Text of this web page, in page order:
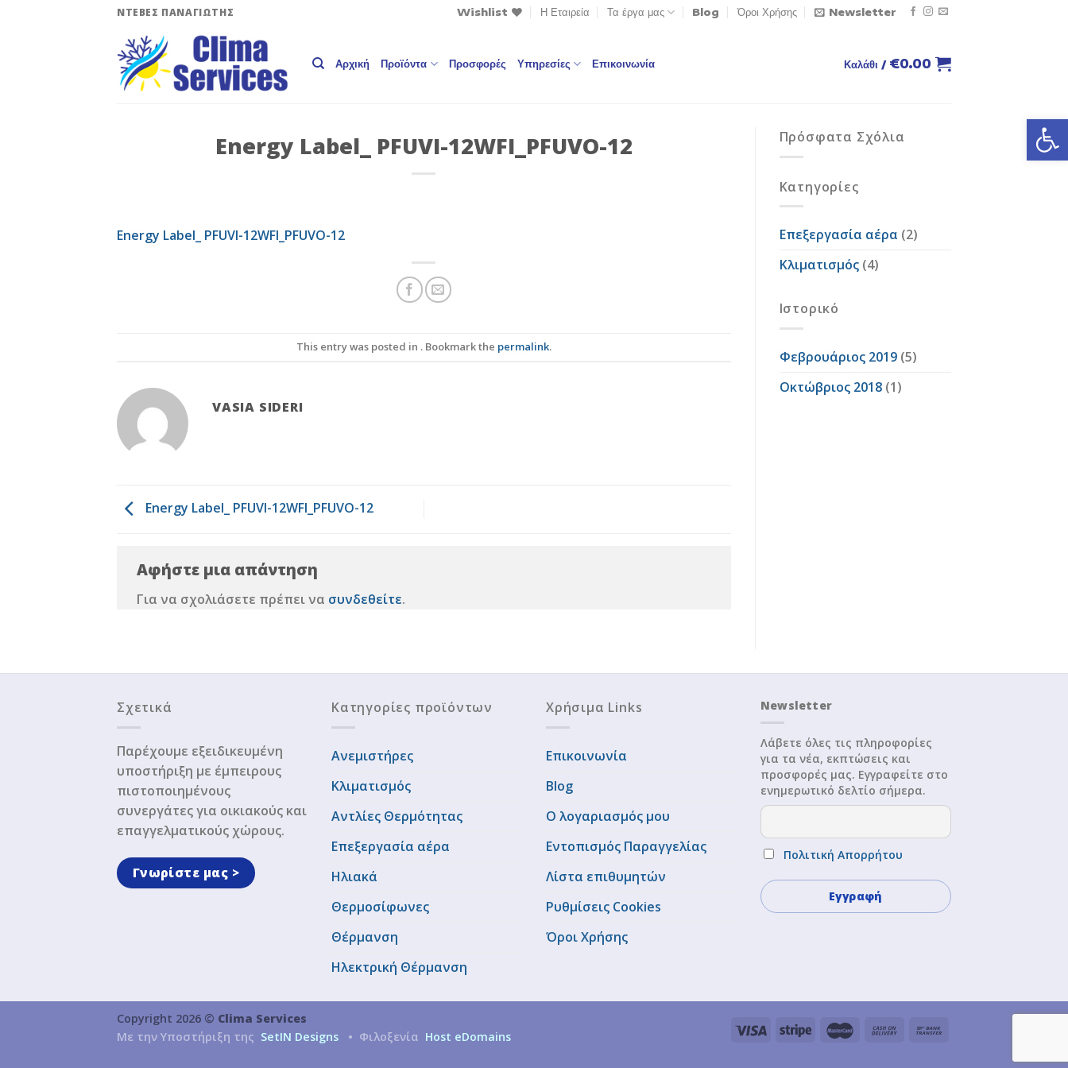
ΝΤΕΒΕΣ ΠΑΝΑΓΙΩΤΗΣ Wishlist Η Εταιρεία Τα έργα μας Blog Όροι Χρήσης Newsletter
Αρχική Προϊόντα Προσφορές Υπηρεσίες Επικοινωνία Καλάθι / €0.00
Energy Label_ PFUVI-12WFI_PFUVO-12
Energy Label_ PFUVI-12WFI_PFUVO-12
This entry was posted in . Bookmark the permalink.
VASIA SIDERI
Energy Label_ PFUVI-12WFI_PFUVO-12
Αφήστε μια απάντηση
Για να σχολιάσετε πρέπει να συνδεθείτε.
Πρόσφατα Σχόλια
Kατηγορίες
Επεξεργασία αέρα (2)
Κλιματισμός(4)
Ιστορικό
Φεβρουάριος 2019(5)
Οκτώβριος 2018(1)
Σχετικά
Παρέχουμε εξειδικευμένη
υποστήριξη με έμπειρους
πιστοποιημένους
συνεργάτες για οικιακούς και
επαγγελματικούς χώρους.
Γνωρίστε μας >
Κατηγορίες προϊόντων
Ανεμιστήρες
Κλιματισμός
Αντλίες Θερμότητας
Επεξεργασία αέρα
Ηλιακά
Θερμοσίφωνες
Θέρμανση
Ηλεκτρική Θέρμανση
Χρήσιμα Links
Επικοινωνία
Blog
Ο λογαριασμός μου
Εντοπισμός Παραγγελίας
Λίστα επιθυμητών
Ρυθμίσεις Cookies
Όροι Χρήσης
Newsletter
Λάβετε όλες τις πληροφορίες
για τα νέα, εκπτώσεις και
προσφορές μας. Εγγραφείτε στο
ενημερωτικό δελτίο σήμερα.
Πολιτική Απορρήτου
Copyright 2026 © Clima Services
Με την Υποστήριξη της SetIN Designs • Φιλοξενία Host eDomains